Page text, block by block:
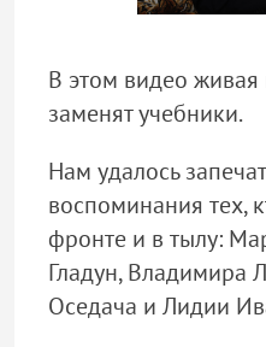
В этом видео живая
заменят учебники.
Нам удалось
воспоминания тех,
фронте и в тылу:
Гладун, Владимира
Оседача и Лидии